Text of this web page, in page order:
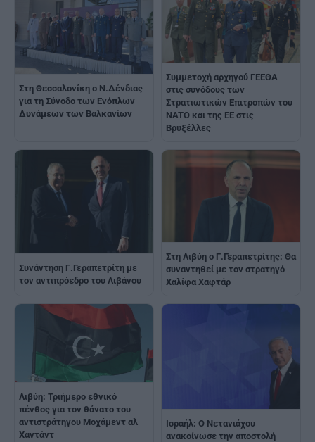
Στη Θεσσαλονίκη ο Ν.Δένδιας
για τη Σύνοδο των Ενόπλων
Δυνάμεων των Βαλκανίων
Συμμετοχή αρχηγού ΓΕΕΘΑ
στις συνόδους των
Στρατιωτικών Επιτροπών του
NATO και της ΕΕ στις
Βρυξέλλες
Συνάντηση Γ.Γεραπετρίτη με
τον αντιπρόεδρο του Λιβάνου
Στη Λιβύη ο Γ.Γεραπετρίτης: Θα
συναντηθεί με τον στρατηγό
Χαλίφα Χαφτάρ
Λιβύη: Τριήμερο εθνικό
πένθος για τον θάνατο του
αντιστράτηγου Μοχάμεντ αλ
Χαντάντ
Ισραήλ: Ο Νετανιάχου
ανακοίνωσε την αποστολή